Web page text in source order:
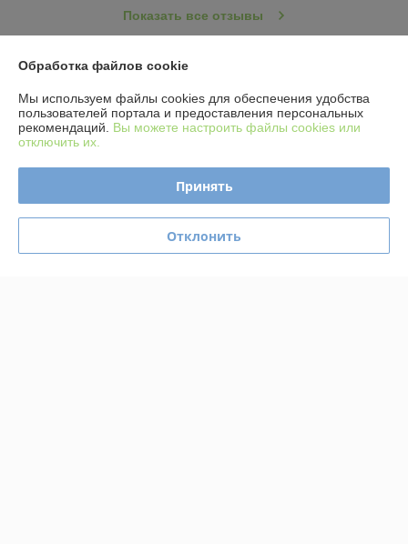
Показать все отзывы
О нас
Контакты
График работы
Обработка файлов cookie
Мы используем файлы cookies для обеспечения удобства
пользователей портала и предоставления персональных
рекомендаций. Вы можете настроить файлы cookies или
отключить их.
Принять
Отклонить